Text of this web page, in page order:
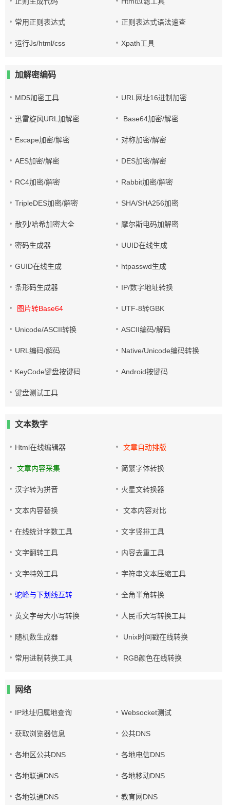
常用正则表达式 正则表达式语法速查
运行Js/html/css Xpath工具
加解密编码
MD5加密工具 URL网址16进制加密
迅雷旋风URL加解密 Base64加密/解密
Escape加密/解密 对称加密/解密
AES加密/解密 DES加密/解密
RC4加密/解密 Rabbit加密/解密
TripleDES加密/解密 SHA/SHA256加密
散列/哈希加密大全 摩尔斯电码加解密
密码生成器 UUID在线生成
GUID在线生成 htpasswd生成
条形码生成器 IP/数字地址转换
图片转Base64 UTF-8转GBK
Unicode/ASCII转换 ASCII编码/解码
URL编码/解码 Native/Unicode编码转换
KeyCode键盘按键码 Android按键码
键盘测试工具
文本数字
Html在线编辑器 文章自动排版
文章内容采集 简繁字体转换
汉字转为拼音 火星文转换器
文本内容替换 文本内容对比
在线统计字数工具 文字竖排工具
文字翻转工具 内容去重工具
文字特效工具 字符串文本压缩工具
驼峰与下划线互转 全角半角转换
英文字母大小写转换 人民币大写转换工具
随机数生成器 Unix时间戳在线转换
常用进制转换工具 RGB颜色在线转换
网络
IP地址归属地查询 Websocket测试
获取浏览器信息 公共DNS
各地区公共DNS 各地电信DNS
各地联通DNS 各地移动DNS
各地铁通DNS 教育网DNS